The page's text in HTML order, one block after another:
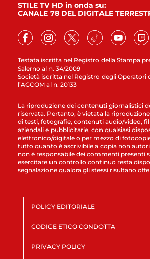
Testata iscritta nel Registro della Stampa
Salerno al n. 34/2009
Società iscritta nel Registro degli Operatori
l’AGCOM al n. 20133
STILE TV HD in onda su:
CANALE 78 DEL DIGITALE
La riproduzione dei contenuti giornalistici
riservata. Pertanto, è vietata la riproduzione
di testi, fotografie, contenuti audio/video,
aziendali e pubblicitarie, con qualsiasi
elettronico/digitale o per mezzo di
tutto quanto è ascrivibile a copia non
non è responsabile dei commenti presenti
esercitare un controllo continuo resta
segnalazione qualora gli stessi risultano
POLICY EDITORIALE
CODICE ETICO CONDOTTA
PRIVACY POLICY